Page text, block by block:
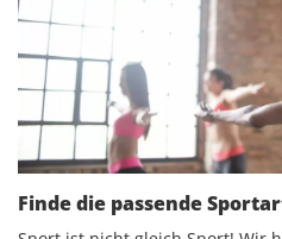
Finde die passende